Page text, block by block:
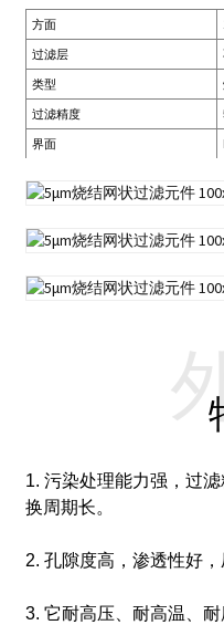
方面
过滤层
类型
过滤精度
界面
1. 污染处理能力强，过
换周期长。
2. 孔隙度高，渗透性好，
3. 它耐高压、耐高温、